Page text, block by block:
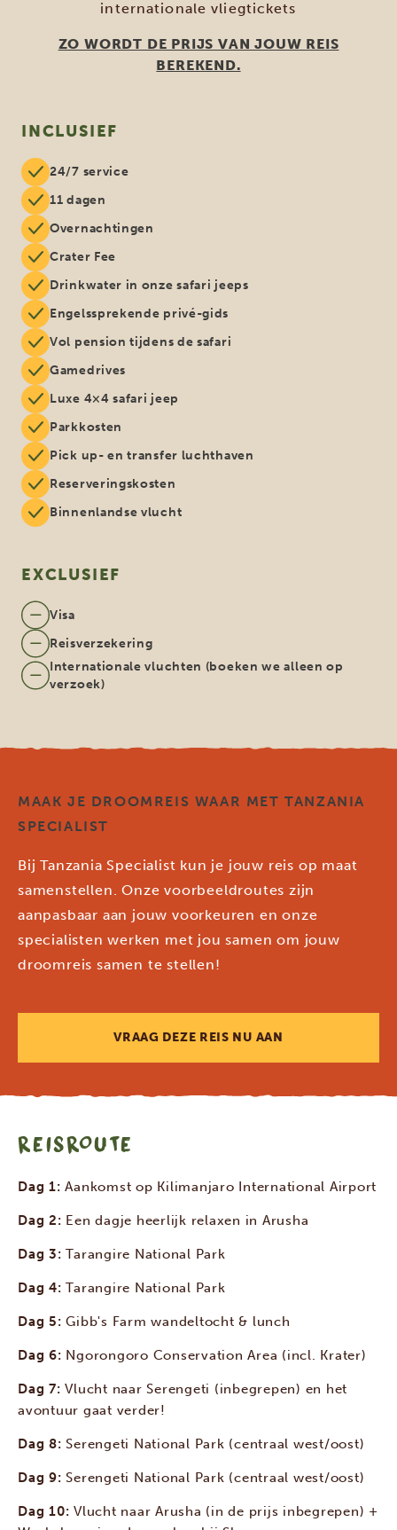
internationale vliegtickets
ZO WORDT DE PRIJS VAN JOUW REIS
BEREKEND.
INCLUSIEF
24/7 service
11 dagen
Overnachtingen
Crater Fee
Drinkwater in onze safari jeeps
Engelssprekende privé-gids
Vol pension tijdens de safari
Gamedrives
Luxe 4×4 safari jeep
Parkkosten
Pick up- en transfer luchthaven
Reserveringskosten
Binnenlandse vlucht
EXCLUSIEF
Visa
Reisverzekering
Internationale vluchten (boeken we alleen op
verzoek)
MAAK JE DROOMREIS WAAR MET TANZANIA
SPECIALIST
Bij Tanzania Specialist kun je jouw reis op maat
samenstellen. Onze voorbeeldroutes zijn
aanpasbaar aan jouw voorkeuren en onze
specialisten werken met jou samen om jouw
droomreis samen te stellen!
VRAAG DEZE REIS NU AAN
REISROUTE
Dag 1:Aankomst op Kilimanjaro International Airport
Dag 2: Een dagje heerlijk relaxen in Arusha
Dag 3:Tarangire National Park
Dag 4:Tarangire National Park
Dag 5:Gibb's Farm wandeltocht & lunch
Dag 6: Ngorongoro Conservation Area (incl. Krater)
Dag 7:Vlucht naar Serengeti (inbegrepen) en het
avontuur gaat verder!
Dag 8: Serengeti National Park (centraal west/oost)
Dag 9: Serengeti National Park (centraal west/oost)
Dag 10: Vlucht naar Arusha (in de prijs inbegrepen) +